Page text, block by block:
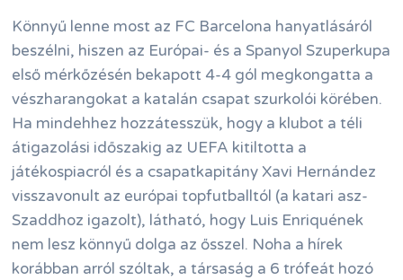
Könnyű lenne most az FC Barcelona hanyatlásáról
beszélni, hiszen az Európai- és a Spanyol Szuperkupa
első mérkőzésén bekapott 4-4 gól megkongatta a
vészharangokat a katalán csapat szurkolói körében.
Ha mindehhez hozzátesszük, hogy a klubot a téli
átigazolási időszakig az UEFA kitiltotta a
játékospiacról és a csapatkapitány Xavi Hernández
visszavonult az európai topfutballtól (a katari asz-
Szaddhoz igazolt), látható, hogy Luis Enriquének
nem lesz könnyű dolga az ősszel. Noha a hírek
korábban arról szóltak, a társaság a 6 trófeát hozó